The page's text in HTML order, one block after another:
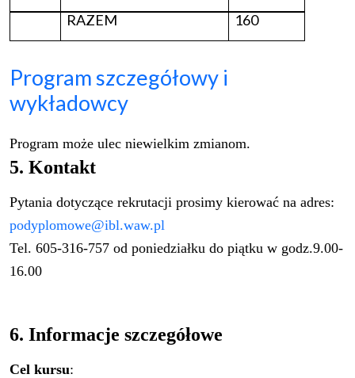
RAZEM 160
Program szczegółowy i
wykładowcy
Program może ulec niewielkim zmianom.
5. Kontakt
Pytania dotyczące rekrutacji prosimy kierować na adres:
podyplomowe@ibl.waw.pl
Tel. 605-316-757 od poniedziałku do piątku w godz.9.00-
16.00
6. Informacje szczegółowe
Cel kursu: